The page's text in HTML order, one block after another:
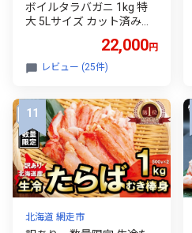
ボイルタラバガニ 1kg 特
大 5Lサイズ カット済み
あり 部位 サイズ不揃い 蟹
たらば蟹 タラバ蟹 タラバ
22,000円
レビュー (25件)
北海道 網走市